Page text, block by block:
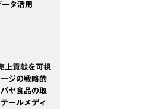
タ活用
上貢献を可視
ジの戦略的
ヤ食品の取
ールメディ